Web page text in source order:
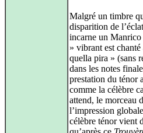
Malgré un timbre
disparition de
incarne un
» vibrant est
quella pira » (sans
dans les notes
prestation du ténor
comme la célèbre
attend, le morceau
l’impression
célèbre ténor vient